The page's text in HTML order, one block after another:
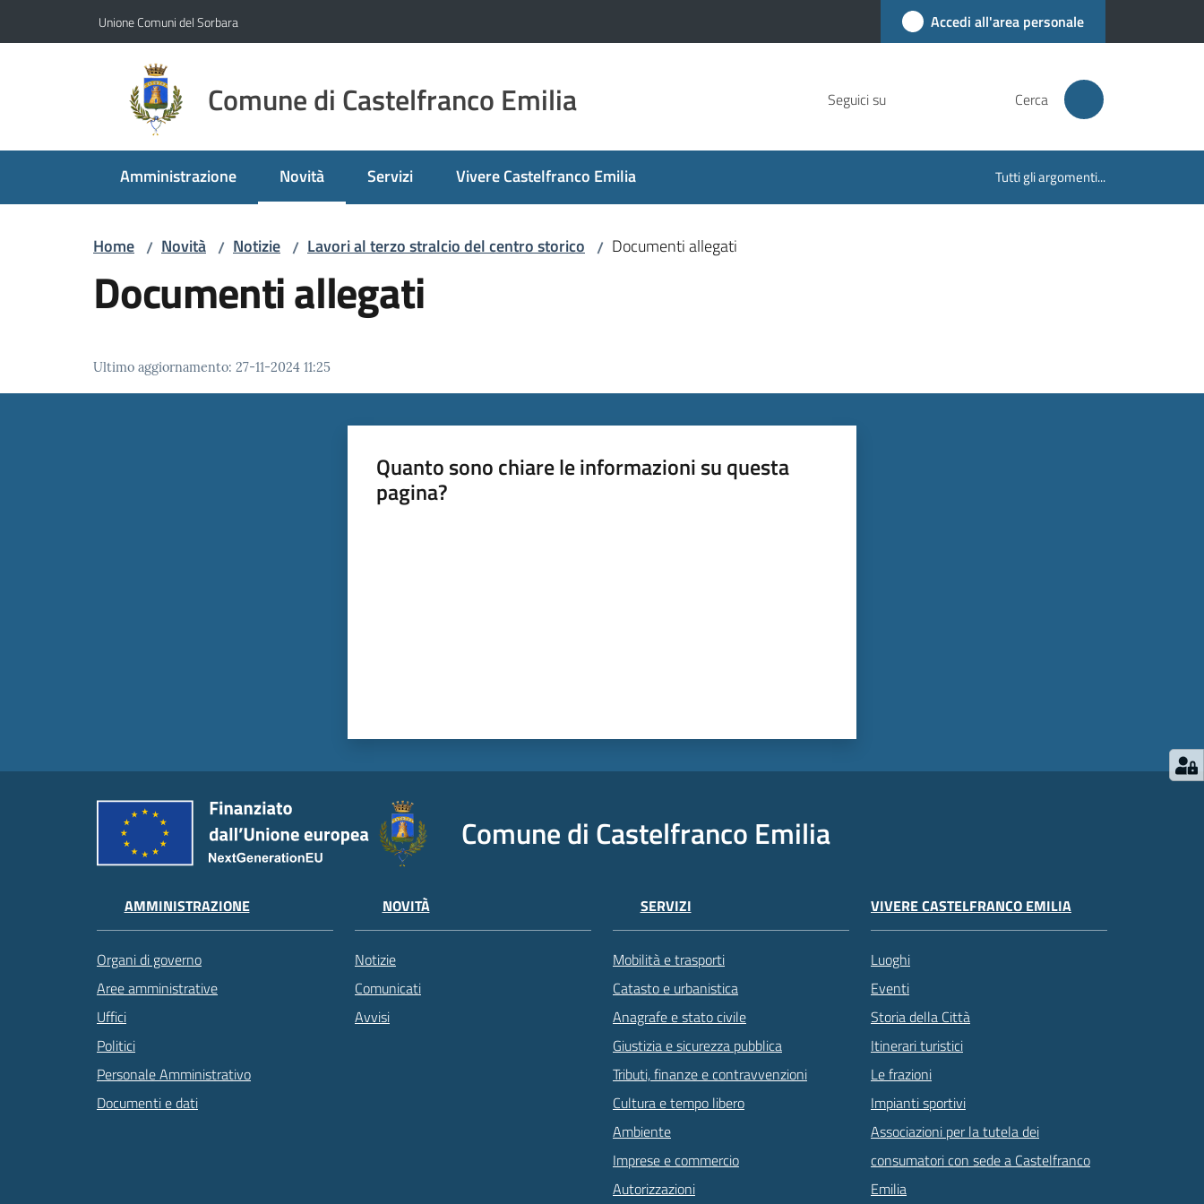
Unione Comuni del Sorbara Accedi all'area personale
Comune di Castelfranco Emilia Seguici su Cerca
Amministrazione Novità
Menu selezionato
Servizi Vivere Castelfranco Emilia Tutti gli argomenti...
Home / Novità / Notizie / Lavori al terzo stralcio del centro storico / Documenti allegati
Documenti allegati
Ultimo aggiornamento: 27-11-2024 11:25
Quanto sono chiare le informazioni su questa
pagina?
Comune di Castelfranco Emilia
AMMINISTRAZIONE
Organi di governo
Aree amministrative
Uffici
Politici
Personale Amministrativo
Documenti e dati
NOVITÀ
Notizie
Comunicati
Avvisi
SERVIZI
Mobilità e trasporti
Catasto e urbanistica
Anagrafe e stato civile
Giustizia e sicurezza pubblica
Tributi, finanze e contravvenzioni
Cultura e tempo libero
Ambiente
Imprese e commercio
Autorizzazioni
VIVERE CASTELFRANCO EMILIA
Luoghi
Eventi
Storia della Città
Itinerari turistici
Le frazioni
Impianti sportivi
Associazioni per la tutela dei
consumatori con sede a Castelfranco
Emilia